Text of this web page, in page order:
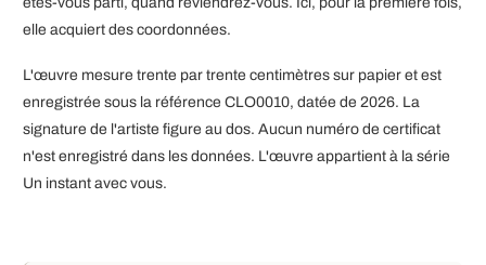
elle acquiert des coordonnées.
L'œuvre mesure trente par trente centimètres sur papier et est
enregistrée sous la référence CLO0010, datée de 2026. La
signature de l'artiste figure au dos. Aucun numéro de certificat
n'est enregistré dans les données. L'œuvre appartient à la série
Un instant avec vous.